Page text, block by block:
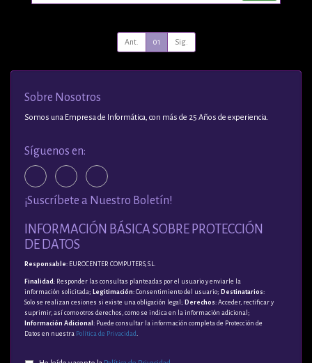
Ant. 01 Sig.
Sobre Nosotros
Somos una Empresa de Informática, con más de 25 Años de experiencia.
Síguenos en:
¡Suscríbete a Nuestro Boletín!
INFORMACIÓN BÁSICA SOBRE PROTECCIÓN
DE DATOS
Responsable: EUROCENTER COMPUTERS, S.L.
Finalidad : Responder las consultas planteadas por el usuario y enviarle la
información solicitada; Legitimación: Consentimiento del usuario; Destinatarios:
Solo se realizan cesiones si existe una obligación legal; Derechos: Acceder, rectificar y
suprimir, así como otros derechos, como se indica en la información adicional;
Información Adicional : Puede consultar la información completa de Protección de
Datos en nuestra Política de Privacidad